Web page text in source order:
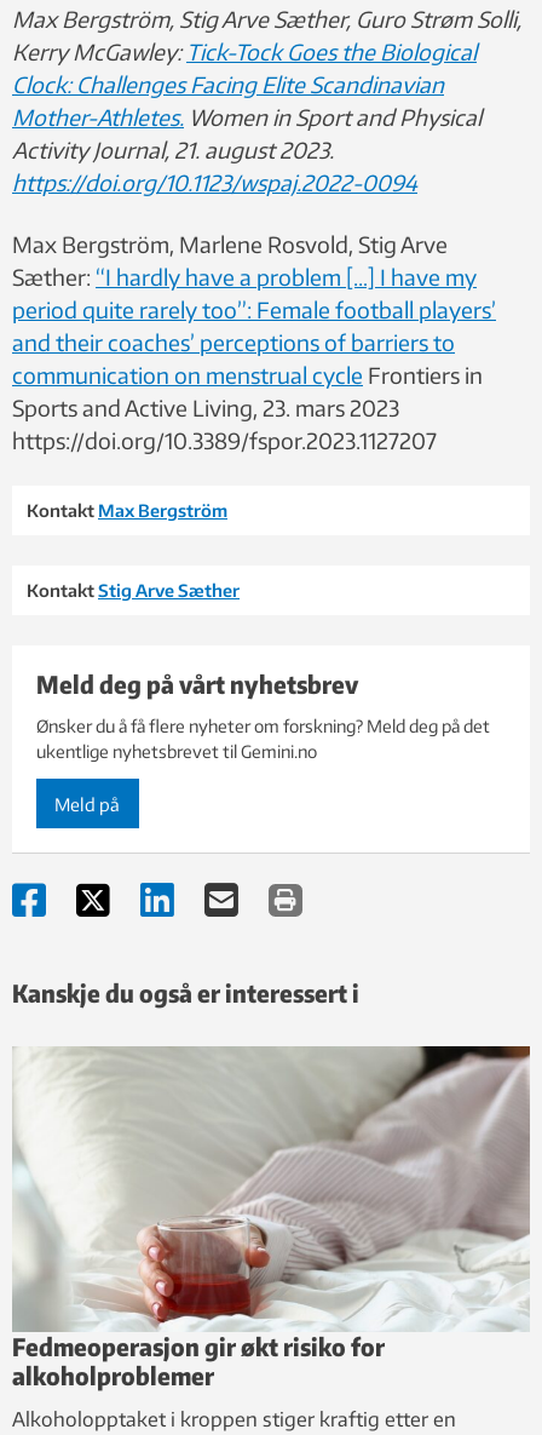
Max Bergström, Stig Arve Sæther, Guro Strøm Solli,
Kerry McGawley: Tick-Tock Goes the Biological
Clock: Challenges Facing Elite Scandinavian
Mother-Athletes. Women in Sport and Physical
Activity Journal, 21. august 2023.
https://doi.org/10.1123/wspaj.2022-0094
Max Bergström, Marlene Rosvold, Stig Arve
Sæther: “I hardly have a problem […] I have my
period quite rarely too”: Female football players’
and their coaches’ perceptions of barriers to
communication on menstrual cycle Frontiers in
Sports and Active Living, 23. mars 2023
https://doi.org/10.3389/fspor.2023.1127207
Kontakt Max Bergström
KontaktStig Arve Sæther
Meld deg på vårt nyhetsbrev
Ønsker du å få flere nyheter om forskning? Meld deg på det
ukentlige nyhetsbrevet til Gemini.no
Meld på
Kanskje du også er interessert i
Fedmeoperasjon gir økt risiko for
alkoholproblemer
Alkoholopptaket i kroppen stiger kraftig etter en